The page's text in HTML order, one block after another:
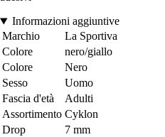
Informazioni aggiuntive
Marchio
La Sportiva
Colore
nero/giallo
Colore
Nero
Sesso
Uomo
Fascia d'età
Adulti
Assortimento Cyklon
Drop
7 mm